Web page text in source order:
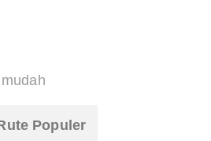
Populer